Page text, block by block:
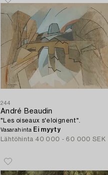
244
André Beaudin
"Les oiseaux s'eloignent".
Vasarahinta Ei myyty
Lähtöhinta 40 000 - 60 000 SEK